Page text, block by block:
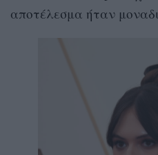
αποτέλεσμα ήταν